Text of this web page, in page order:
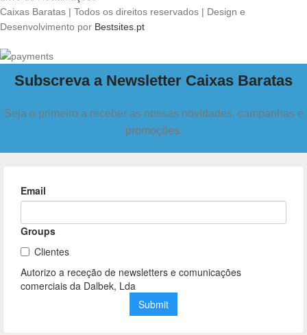
Caixas Baratas | Todos os direitos reservados | Design e
Desenvolvimento por Bestsites.pt
Subscreva a Newsletter Caixas Baratas
Seja o primeiro a receber as nossas novidades, campanhas e
promoções.